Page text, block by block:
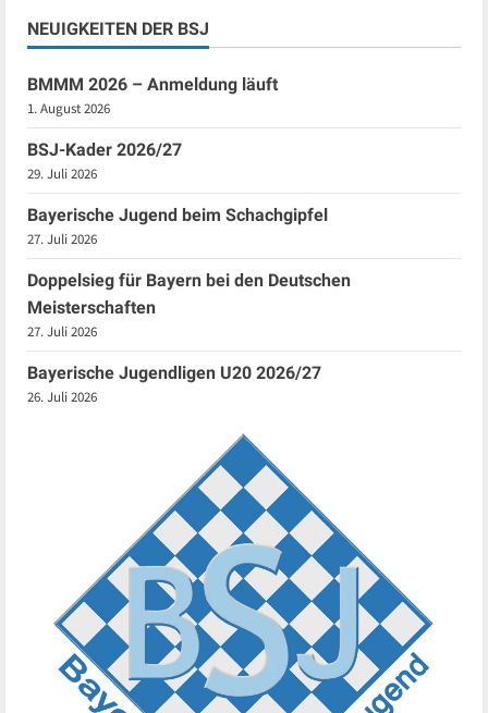
NEUIGKEITEN DER BSJ
BMMM 2026 – Anmeldung läuft
1. August 2026
BSJ-Kader 2026/27
29. Juli 2026
Bayerische Jugend beim Schachgipfel
27. Juli 2026
Doppelsieg für Bayern bei den Deutschen
Meisterschaften
27. Juli 2026
Bayerische Jugendligen U20 2026/27
26. Juli 2026